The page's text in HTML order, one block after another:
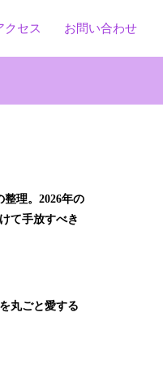
クセス お問い合わせ
整理。2026年の
て手放すべき
丸ごと愛する